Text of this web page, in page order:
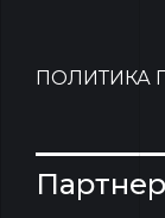
ПОЛИТИКА